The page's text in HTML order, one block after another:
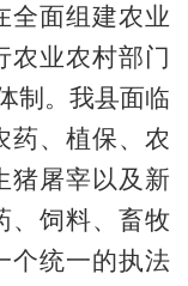
全面组建农业
农业农村部门
制 。我县面临
、 植保、农
猪屠宰以及新
、饲料、 畜牧
个统一的执法